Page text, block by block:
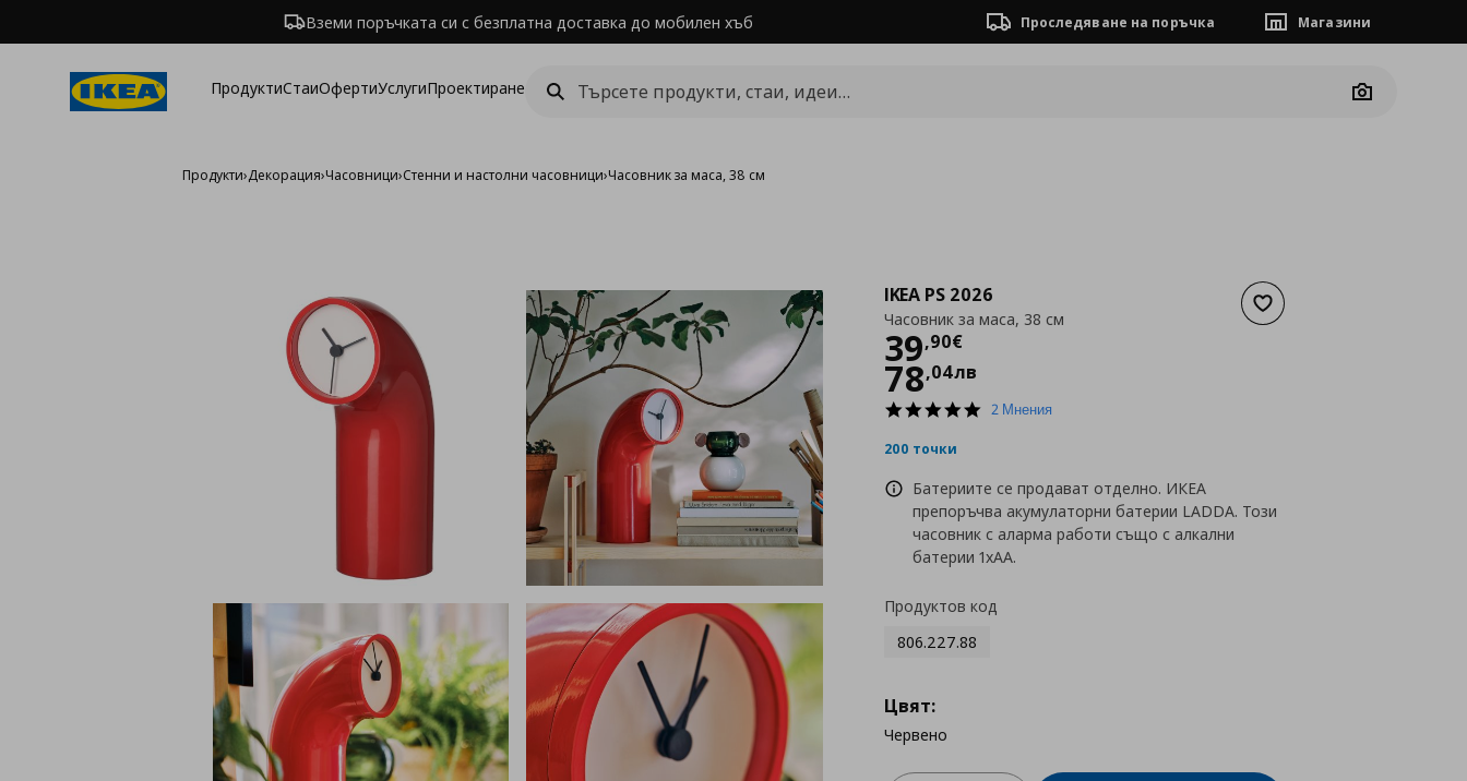
Вземи поръчката си с безплатна доставка до мобилен хъб Проследяване на поръчка Магазини
ПродуктиСтаиОфертиУслугиПроектиране
Camera
Продукти›Декорация›Часовници›Стенни и настолни часовници›Часовник за маса, 38 см
Добави към списъка с
IKEA PS 2026
Часовник за маса, 38 см
39,90€
Цена
78,04лв
5.02 Мнения
200 точки
Батериите се продават отделно. ИКЕА
препоръчва акумулаторни батерии LADDA. Този
часовник с аларма работи също с алкални
батерии 1xAA.
Продуктов код
806.227.88
Цвят:
Червено